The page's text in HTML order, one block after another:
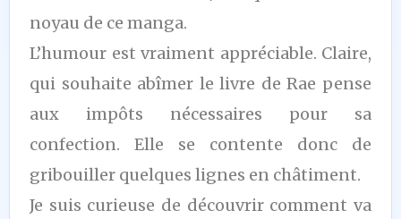
noyau de ce manga.
L’humour est vraiment appréciable. Claire,
qui souhaite abîmer le livre de Rae pense
aux impôts nécessaires pour sa
confection. Elle se contente donc de
gribouiller quelques lignes en châtiment.
Je suis curieuse de découvrir comment va